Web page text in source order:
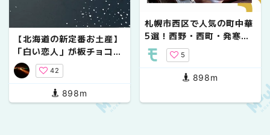
【北海道の新定番お土産】
「白い恋人」が板チョコに
なった！？石屋製菓『チョ
コレートタブレット』
42
898m
札幌市西区で人気の町中華
5選！西野・西町・発寒エ
リアで中華が楽しめるお店
5
898m